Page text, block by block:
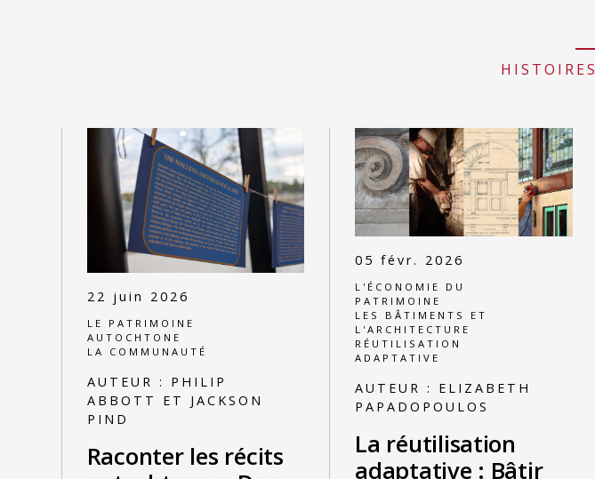
HISTOIRES
22 juin 2026
LE PATRIMOINE
AUTOCHTONE
LA COMMUNAUTÉ
AUTEUR : PHILIP
ABBOTT ET JACKSON
PIND
Raconter les récits
05 févr. 2026
L'ÉCONOMIE DU
PATRIMOINE
LES BÂTIMENTS ET
L'ARCHITECTURE
RÉUTILISATION
ADAPTATIVE
AUTEUR : ELIZABETH
PAPADOPOULOS
La réutilisation
adaptative : Bâtir